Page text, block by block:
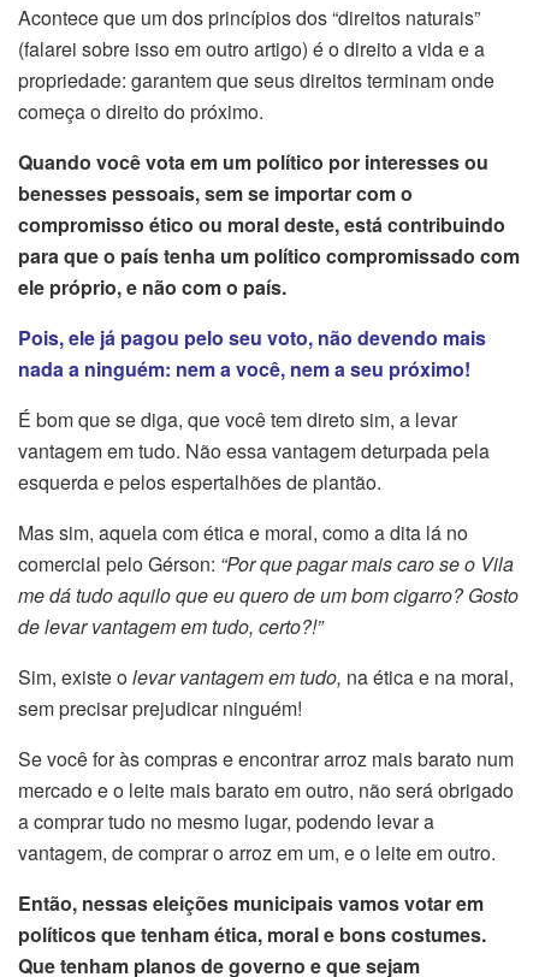
Acontece que um dos princípios dos “direitos naturais”
(falarei sobre isso em outro artigo) é o direito a vida e a
propriedade: garantem que seus direitos terminam onde
começa o direito do próximo.
Quando você vota em um político por interesses ou
benesses pessoais, sem se importar com o
compromisso ético ou moral deste, está contribuindo
para que o país tenha um político compromissado com
ele próprio, e não com o país.
Pois, ele já pagou pelo seu voto, não devendo mais
nada a ninguém: nem a você, nem a seu próximo!
É bom que se diga, que você tem direto sim, a levar
vantagem em tudo. Não essa vantagem deturpada pela
esquerda e pelos espertalhões de plantão.
Mas sim, aquela com ética e moral, como a dita lá no
comercial pelo Gérson: “Por que pagar mais caro se o Vila
me dá tudo aquilo que eu quero de um bom cigarro? Gosto
de levar vantagem em tudo, certo?!”
Sim, existe olevar vantagem em tudo, na ética e na moral,
sem precisar prejudicar ninguém!
Se você for às compras e encontrar arroz mais barato num
mercado e o leite mais barato em outro, não será obrigado
a comprar tudo no mesmo lugar, podendo levar a
vantagem, de comprar o arroz em um, e o leite em outro.
Então, nessas eleições municipais vamos votar em
políticos que tenham ética, moral e bons costumes.
Que tenham planos de governo e que sejam